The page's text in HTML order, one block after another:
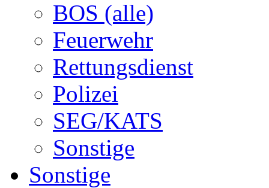
BOS (alle)
Feuerwehr
Rettungsdienst
Polizei
SEG/KATS
Sonstige
Sonstige